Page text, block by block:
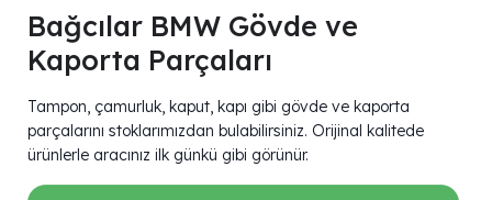
Bağcılar BMW Gövde ve
Kaporta Parçaları
Tampon, çamurluk, kaput, kapı gibi gövde ve kaporta
parçalarını stoklarımızdan bulabilirsiniz. Orijinal kalitede
ürünlerle aracınız ilk günkü gibi görünür.